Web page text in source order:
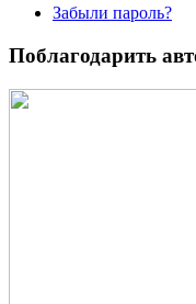
Забыли пароль?
Поблагодарить